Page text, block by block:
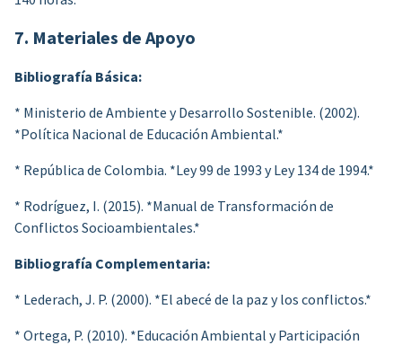
7. Materiales de Apoyo
Bibliografía Básica:
* Ministerio de Ambiente y Desarrollo Sostenible. (2002).
*Política Nacional de Educación Ambiental.*
* República de Colombia. *Ley 99 de 1993 y Ley 134 de 1994.*
* Rodríguez, I. (2015). *Manual de Transformación de
Conflictos Socioambientales.*
Bibliografía Complementaria:
* Lederach, J. P. (2000). *El abecé de la paz y los conflictos.*
* Ortega, P. (2010). *Educación Ambiental y Participación